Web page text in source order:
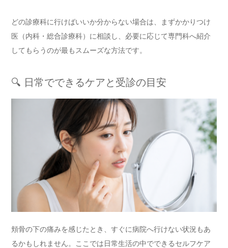
どの診療科に行けばいいか分からない場合は、まずかかりつけ
医（内科・総合診療科）に相談し、必要に応じて専門科へ紹介
してもらうのが最もスムーズな方法です。
🔍 日常でできるケアと受診の目安
頬骨の下の痛みを感じたとき、すぐに病院へ行けない状況もあ
るかもしれません。ここでは日常生活の中でできるセルフケア